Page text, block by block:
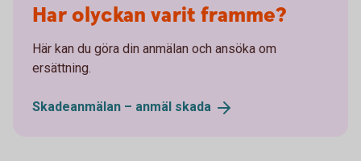
Har olyckan varit framme?
Här kan du göra din anmälan och ansöka om
ersättning.
Skadeanmälan – anmäl skada